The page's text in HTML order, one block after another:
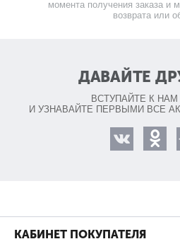
момента получения заказа и
возврата или
ДАВАЙТЕ
ВСТУПАЙТЕ К НАМ
И УЗНАВАЙТЕ ПЕРВЫМИ ВСЕ
КАБИНЕТ ПОКУПАТЕЛЯ